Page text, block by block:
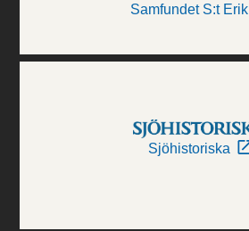
Samfundet S:t Erik
Sjöhistoriska